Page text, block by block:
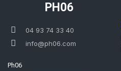
PH06
04 93 74 33 40
info@ph06.com
Ph06